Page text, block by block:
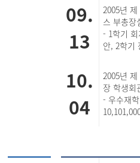
09.
13
2005년
스 부총장
- 1학기
안, 2학기
10.
04
2005년
장 학생회
- 우수재